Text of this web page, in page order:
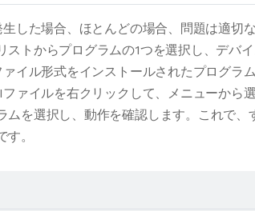
した場合、ほとんどの場合、問題は適切
ストからプログラムの1つを選択し、デバ
イル形式をインストールされたプログラ
ァイルを右クリックして、メニューから
ムを選択し、動作を確認します。これで、
。